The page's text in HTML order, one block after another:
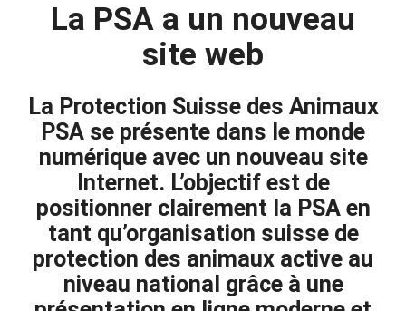
La PSA a un nouveau
site web
La Protection Suisse des Animaux
PSA se présente dans le monde
numérique avec un nouveau site
Internet. L’objectif est de
positionner clairement la PSA en
tant qu’organisation suisse de
protection des animaux active au
niveau national grâce à une